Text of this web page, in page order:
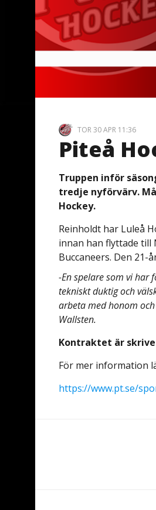
TOR 30 APR 11:36
Piteå
Truppen inför
tredje nyförvärv.
Hockey.
Reinholdt har Luleå
innan han flyttade till
Buccaneers. Den 21-
-En spelare som vi har
tekniskt duktig och
arbeta med honom
Wallsten.
Kontraktet är
För mer information
https://www.pt.se/